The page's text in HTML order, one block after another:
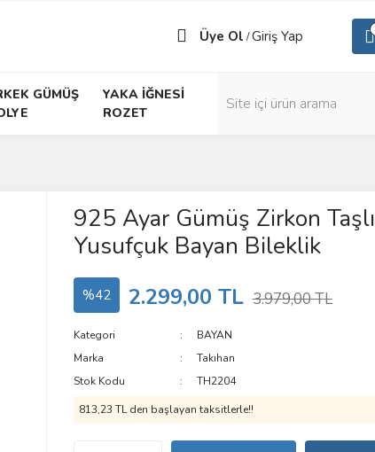
Üye Ol /Giriş Yap
GÜMÜŞ
YAKA İĞNESİ
ROZET
925 Ayar Gümüş Zirkon Taşlı
Yusufçuk Bayan Bileklik
%42 2.299,00 TL 3.979,00 TL
Kategori
BAYAN
Marka
Takıhan
Stok Kodu
TH2204
813,23 TL den başlayan taksitlerle!!